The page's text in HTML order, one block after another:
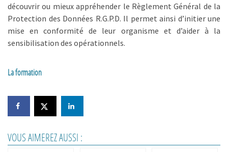
découvrir ou mieux appréhender le Règlement Général de la
Protection des Données R.G.P.D. Il permet ainsi d’initier une
mise en conformité de leur organisme et d’aider à la
sensibilisation des opérationnels.
La formation
VOUS AIMEREZ AUSSI :